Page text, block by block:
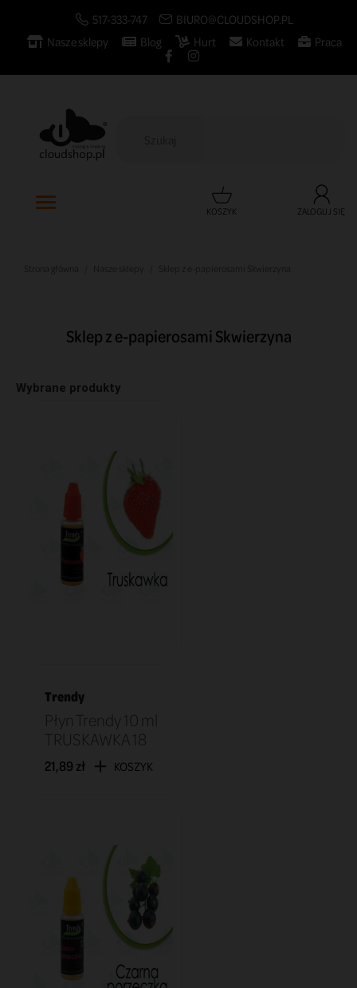
517-333-747
BIURO@CLOUDSHOP.PL
Nasze sklepy
Blog Hurt Kontakt Praca
KOSZYK ZALOGUJ SIĘ
Sklep z e-papierosami Skwierzyna
Wybrane produkty
Trendy
Płyn Trendy 10 ml
TRUSKAWKA 18
21,89 zł KOSZYK